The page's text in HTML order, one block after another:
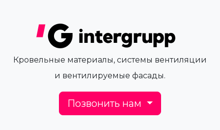
Кровельные материалы, системы вентиляции
и вентилируемые фасады.
Позвонить нам